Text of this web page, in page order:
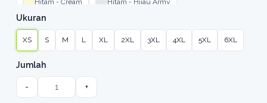
Hitam - Cream Hitam - Hijau Army
Biru Tua - Putih
Biru Tua - Kuning - Putih
Ukuran
XS S M L XL 2XL 3XL 4XL 5XL 6XL
Jumlah
- +